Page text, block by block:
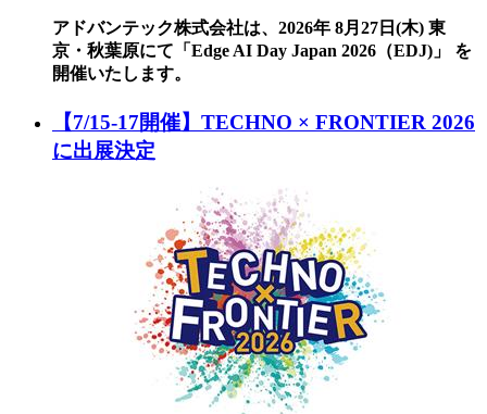
アドバンテック株式会社は、2026年 8月27日(木) 東
京・秋葉原にて「Edge AI Day Japan 2026（EDJ)」 を
開催いたします。
【7/15-17開催】TECHNO × FRONTIER 2026
に出展決定